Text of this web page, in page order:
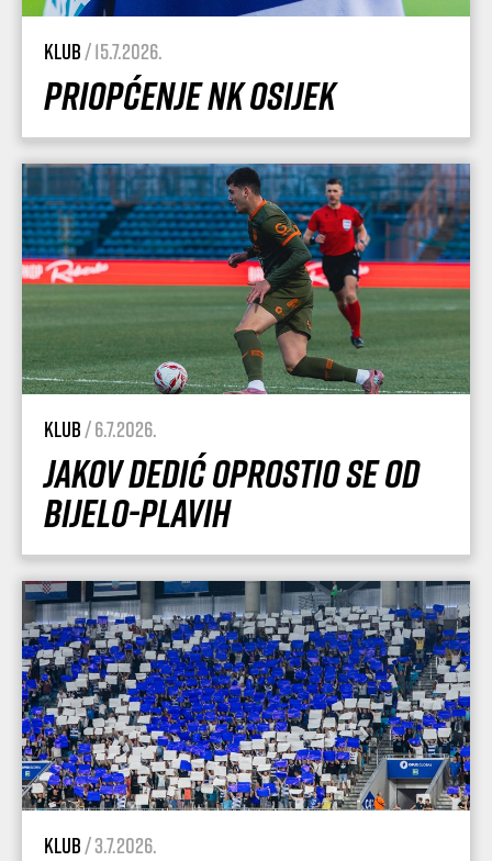
Klub/ 15.7.2026.
Priopćenje NK Osijek
Klub/ 6.7.2026.
Jakov Dedić oprostio se od
Bijelo-plavih
Klub/ 3.7.2026.